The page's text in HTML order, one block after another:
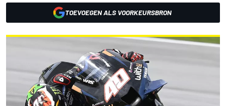
TOEVOEGEN ALS VOORKEURSBRON